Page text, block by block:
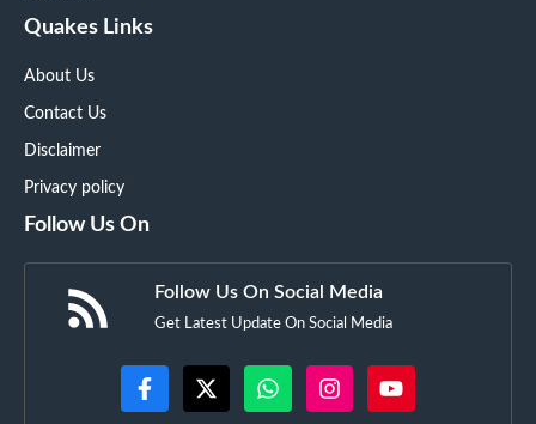
Quakes Links
About Us
Contact Us
Disclaimer
Privacy policy
Follow Us On
Follow Us On Social Media
Get Latest Update On Social Media